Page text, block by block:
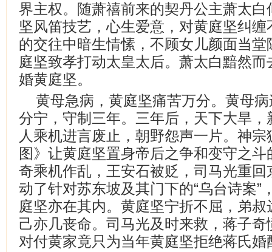
界主权。随萧禧前来的契丹公主萧太
坚风笛技艺，心生爱意，对黄庭坚纠
的交往中暗生情愫，不顾女儿颜面当
庭坚致孝打动太皇太后。萧太白黯然
婚黄庭坚。
黄母急病，黄庭坚痛苦万分。黄母
分宁，守制三年。三年后，天下大旱
人乘机进言废止，朝野怨声一片。神
图》让黄庭坚置身帝后之争和变守之
奇乘机作乱，王安石被贬，司马光重
动了针对苏东坡及其门下的“乌台诗案”
庭坚亦在其内。黄庭坚宁折不屈，弟
己亦几丧命。司马光及时来救，蒋子
对付黄家竟只为当年黄庭坚拒绝蒋氏婚